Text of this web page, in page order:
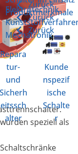
Repara
tur-
und
Sicherh
eitssch
alter
Kunde
nspezif
ische
Schalte
r
Elektrotechnik
Mechatronik
Zurück
Zurück
Produktmerkmale
Zurück
speziell als